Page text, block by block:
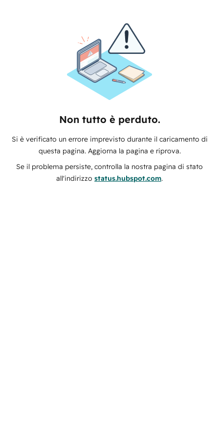
Non tutto è perduto.
Si è verificato un errore imprevisto durante il caricamento di
questa pagina. Aggiorna la pagina e riprova.
Se il problema persiste, controlla la nostra pagina di stato
all'indirizzo status.hubspot.com.